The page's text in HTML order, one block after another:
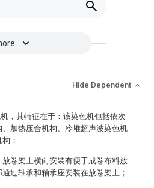
Hide Dependent
，其特征在于：该染色机包括依次
加热压合机构、冷堆超声波染色机
；
卷架上横向安装有便于成卷布料放
过轴承和轴承座安装在放卷架上；